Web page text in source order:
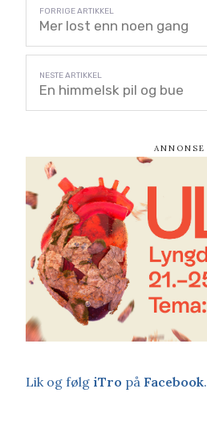
Mer lost enn noen gang
En himmelsk pil og bue
Lik og følg iTro på Facebook.